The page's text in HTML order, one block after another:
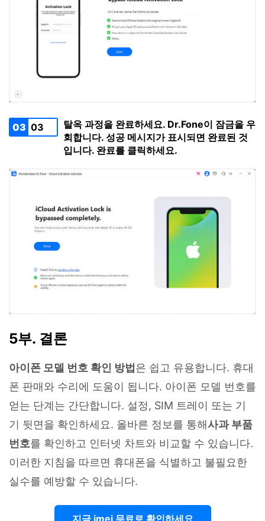
03 03
탈옥 과정을 완료하세요. Dr.Fone이 잠금을 우
회합니다. 성공 메시지가 표시되면 완료된 것
입니다. 완료를 클릭하세요.
5부. 결론
아이폰 모델 번호 확인 방법 은 쉽고 유용합니다. 휴대
폰 판매와 수리에 도움이 됩니다. 아이폰 모델 번호를
얻는 단계는 간단합니다. 설정, SIM 트레이 또는 기
기 뒷면을 확인하세요. 올바른 정보를 통해사과 부품
번호를 확인하고 인터넷 차트와 비교할 수 있습니다.
이러한 지침을 따르면 휴대폰을 식별하고 불필요한
실수를 예방할 수 있습니다.
지금 imei 무료로 확인하세요